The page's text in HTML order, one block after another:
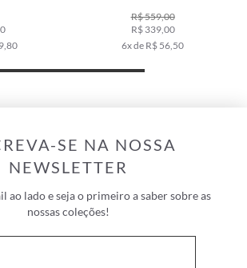
R$ 559,00
R$ 339,00
6x de R$ 56,50
SE NA NOSSA
NEWSLETTER
ao lado e seja o primeiro a saber sobre as
nossas coleções!